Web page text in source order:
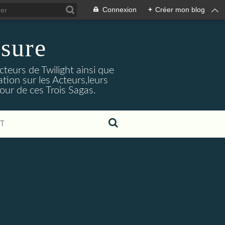
Connexion + Créer mon blog
de Twilight ainsi que
sur les Acteurs,leurs
de ces Trois Sagas.